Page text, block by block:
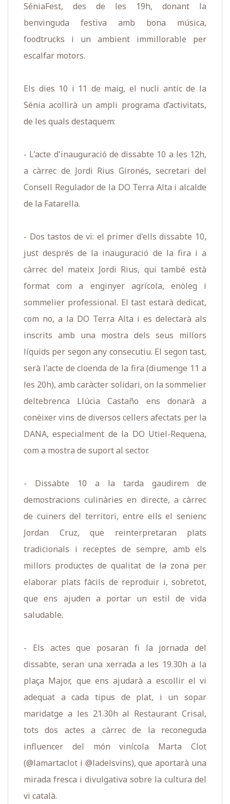
SéniaFest, des de les 19h, donant la
benvinguda festiva amb bona música,
foodtrucks i un ambient immillorable per
escalfar motors.
Els dies 10 i 11 de maig, el nucli antic de la
Sénia acollirà un ampli programa d’activitats,
de les quals destaquem:
- L'acte d'inauguració de dissabte 10 a les 12h,
a càrrec de Jordi Rius Gironés, secretari del
Consell Regulador de la DO Terra Alta i alcalde
de la Fatarella.
- Dos tastos de vi: el primer d'ells dissabte 10,
just després de la inauguració de la fira i a
càrrec del mateix Jordi Rius, qui també està
format com a enginyer agrícola, enòleg i
sommelier professional. El tast estarà dedicat,
com no, a la DO Terra Alta i es delectarà als
inscrits amb una mostra dels seus millors
líquids per segon any consecutiu. El segon tast,
serà l'acte de cloenda de la fira (diumenge 11 a
les 20h), amb caràcter solidari, on la sommelier
deltebrenca Llúcia Castaño ens donarà a
conèixer vins de diversos cellers afectats per la
DANA, especialment de la DO Utiel-Requena,
com a mostra de suport al sector.
- Dissabte 10 a la tarda gaudirem de
demostracions culinàries en directe, a càrrec
de cuiners del territori, entre ells el senienc
Jordan Cruz, que reinterpretaran plats
tradicionals i receptes de sempre, amb els
millors productes de qualitat de la zona per
elaborar plats fàcils de reproduir i, sobretot,
que ens ajuden a portar un estil de vida
saludable.
- Els actes que posaran fi la jornada del
dissabte, seran una xerrada a les 19.30h a la
plaça Major, que ens ajudarà a escollir el vi
adequat a cada tipus de plat, i un sopar
maridatge a les 21.30h al Restaurant Crisal,
tots dos actes a càrrec de la reconeguda
influencer del món vinícola Marta Clot
(@lamartaclot i @ladelsvins), que aportarà una
mirada fresca i divulgativa sobre la cultura del
vi català.